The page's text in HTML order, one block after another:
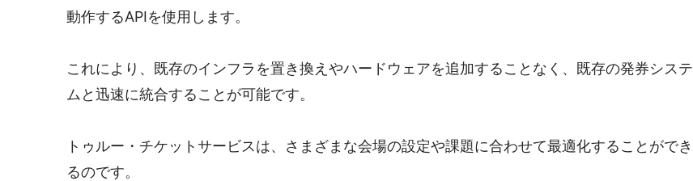
動作するAPIを使用します。
これにより、既存のインフラを置き換えやハードウェアを追加することなく、既存の発券システ
ムと迅速に統合することが可能です。
トゥルー・チケットサービスは、さまざまな会場の設定や課題に合わせて最適化することができ
るのです。